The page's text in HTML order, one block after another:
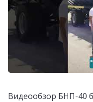
Видеообзор БНП-40